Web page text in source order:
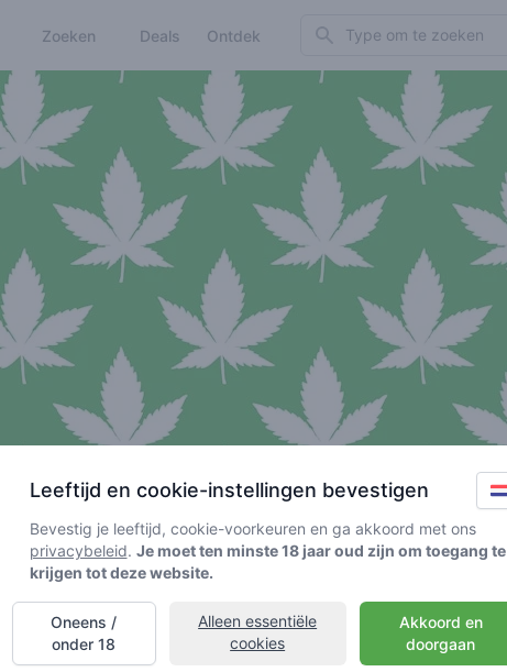
Zoeken Deals Ontdek Search
Vrienden
Leeftijd en cookie-instellingen bevestigen
Bevestig je leeftijd, cookie-voorkeuren en ga akkoord met ons
privacybeleid. Je moet ten minste 18 jaar oud zijn om toegang te
krijgen tot deze website.
Akkoord en
doorgaan
Alleen essentiële
cookies
Oneens /
onder 18